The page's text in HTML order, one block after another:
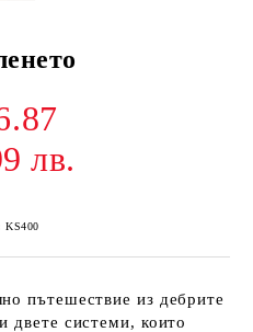
лв.
KS400
пътешествие из дебрите
двете системи, които